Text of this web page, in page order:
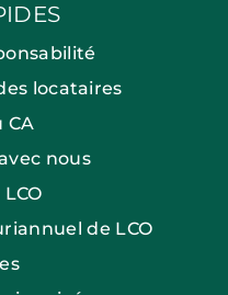
locataires
CA
nous
de LCO